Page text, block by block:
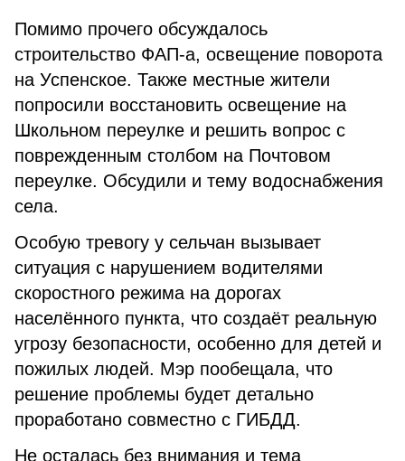
Помимо прочего обсуждалось
строительство ФАП-а, освещение поворота
на Успенское. Также местные жители
попросили восстановить освещение на
Школьном переулке и решить вопрос с
поврежденным столбом на Почтовом
переулке. Обсудили и тему водоснабжения
села.
Особую тревогу у сельчан вызывает
ситуация с нарушением водителями
скоростного режима на дорогах
населённого пункта, что создаёт реальную
угрозу безопасности, особенно для детей и
пожилых людей. Мэр пообещала, что
решение проблемы будет детально
проработано совместно с ГИБДД.
Не осталась без внимания и тема